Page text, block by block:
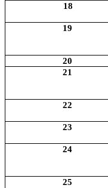
18
19
20
21
22
23
24
25